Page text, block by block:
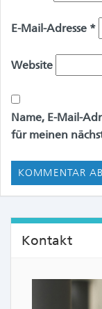
E-Mail-Adresse *
Website
Name, E-Mail-
für meinen
Kontakt